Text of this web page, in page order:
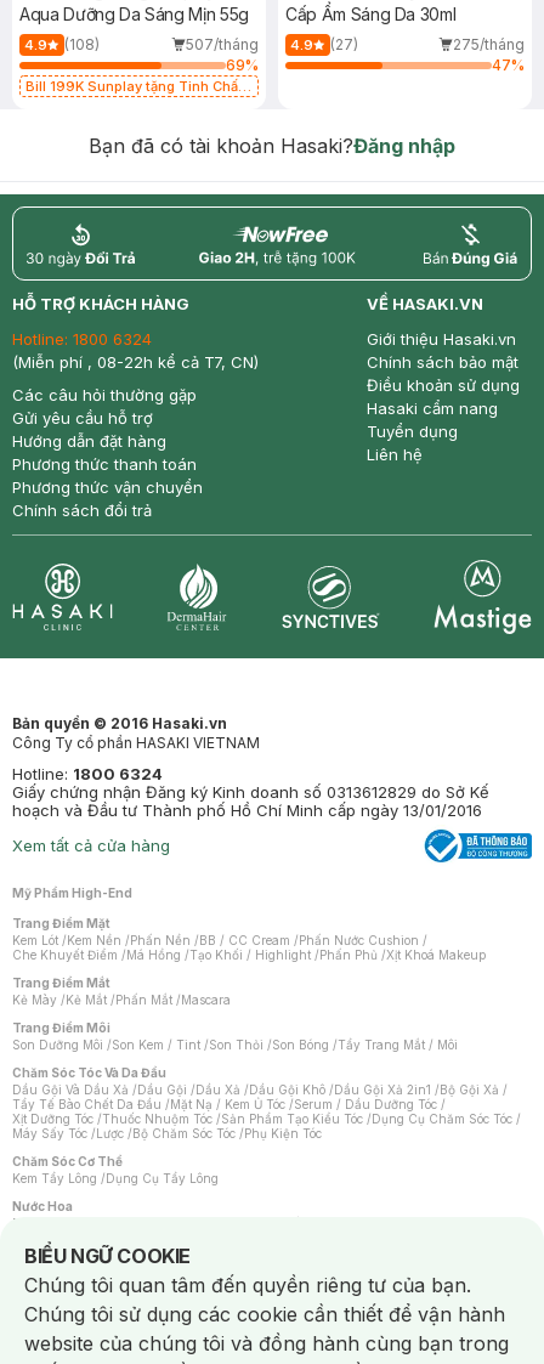
Aqua Dưỡng Da Sáng Mịn 55g
4.9 (108)
507/tháng
69%
Bill 199K Sunplay tặng Tinh Chất
Cấp Ẩm Sáng Da 30ml
4.9 (27)
275/tháng
47%
Bạn đã có tài khoản Hasaki?Đăng nhập
return nowfree price
HỖ TRỢ KHÁCH HÀNG
Hotline: 1800 6324
(Miễn phí , 08-22h kể cả T7, CN)
Các câu hỏi thường gặp
Gửi yêu cầu hỗ trợ
Hướng dẫn đặt hàng
Phương thức thanh toán
Phương thức vận chuyển
Chính sách đổi trả
VỀ HASAKI.VN
Giới thiệu Hasaki.vn
Chính sách bảo mật
Điều khoản sử dụng
Hasaki cẩm nang
Tuyển dụng
Liên hệ
Bản quyền © 2016 Hasaki.vn
Công Ty cổ phần HASAKI VIETNAM
Hotline: 1800 6324
Giấy chứng nhận Đăng ký Kinh doanh số 0313612829 do Sở Kế
hoạch và Đầu tư Thành phố Hồ Chí Minh cấp ngày 13/01/2016
Xem tất cả cửa hàng
Mỹ Phẩm High-End
Trang Điểm Mặt
Kem Lót /Kem Nền /Phấn Nền /BB / CC Cream /Phấn Nước Cushion /
Che Khuyết Điểm /Má Hồng /Tạo Khối / Highlight /Phấn Phủ /Xịt Khoá Makeup
Trang Điểm Mắt
Kẻ Mày /Kẻ Mắt /Phấn Mắt /Mascara
Trang Điểm Môi
Son Dưỡng Môi /Son Kem / Tint /Son Thỏi /Son Bóng /Tẩy Trang Mắt / Môi
Chăm Sóc Tóc Và Da Đầu
Dầu Gội Và Dầu Xả /Dầu Gội /Dầu Xả /Dầu Gội Khô /Dầu Gội Xả 2in1 /Bộ Gội Xả /
Tẩy Tế Bào Chết Da Đầu /Mặt Nạ / Kem Ủ Tóc /Serum / Dầu Dưỡng Tóc /
Xịt Dưỡng Tóc /Thuốc Nhuộm Tóc /Sản Phẩm Tạo Kiểu Tóc /Dụng Cụ Chăm Sóc Tóc /
Máy Sấy Tóc /Lược /Bộ Chăm Sóc Tóc /Phụ Kiện Tóc
Chăm Sóc Cơ Thể
Kem Tẩy Lông /Dụng Cụ Tẩy Lông
Nước Hoa
Nước Hoa Nữ
Chăm Sóc Cá Nhân
Chống Muỗi /Khẩu Trang /Máy Massage/Mặt Nạ Xông Hơi /Nước Rửa Tay/
Sản Phẩm Chăm Sóc Khác /Bàn Chải Đánh Răng /Bàn Chải Điện/
Hỗ Trợ Trắng Răng/Kem Đánh Răng /Máy Tăm Nước/ Nước Súc Miệng/
Tăm / Chỉ Nha Khoa/ Xịt Thơm Miệng / Dung Dịch Vệ Sinh/Dưỡng Vùng Kín/
Khăn Ướt Vệ Sinh Vùng Kín/Băng Vệ Sinh/Tampon/Bọt Cạo Râu /Dao Cạo Râu/
Máy Cạo Râu
BIỂU NGỮ COOKIE
Notice about cookies usage
Chúng tôi quan tâm đến quyền riêng tư của bạn.
Chúng tôi sử dụng các cookie cần thiết để vận hành
website của chúng tôi và đồng hành cùng bạn trong